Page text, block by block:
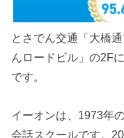
とさでん交通「大橋
んロードビル」の2F
です。
イーオンは、1973年
会話スクールです。